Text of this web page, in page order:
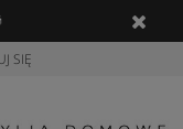
SIĘ